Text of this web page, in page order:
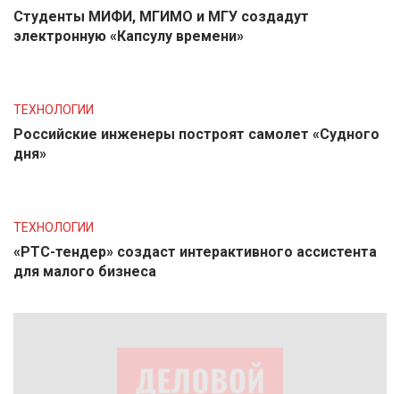
Студенты МИФИ, МГИМО и МГУ создадут
электронную «Капсулу времени»
ТЕХНОЛОГИИ
Российские инженеры построят самолет «Судного
дня»
ТЕХНОЛОГИИ
«РТС-тендер» создаст интерактивного ассистента
для малого бизнеса